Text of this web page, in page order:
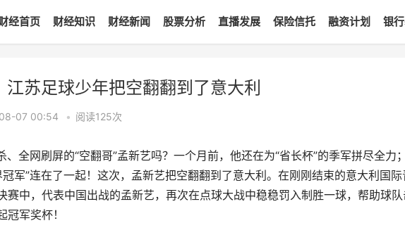
经首页 财经知识 财经新闻 股票分析 直播发展 保险信托 融资计划 银
江苏足球少年把空翻翻到了意大利
07 00:54 • 阅读125次
、全网刷屏的“空翻哥”孟新艺吗？一个月前，他还在为“省长杯”的季军拼尽全力
军”连在了一起！这次，孟新艺把空翻翻到了意大利。在刚刚结束的意大利国际
赛中，代表中国出战的孟新艺，再次在点球大战中稳稳罚入制胜一球，帮助球
军奖杯！